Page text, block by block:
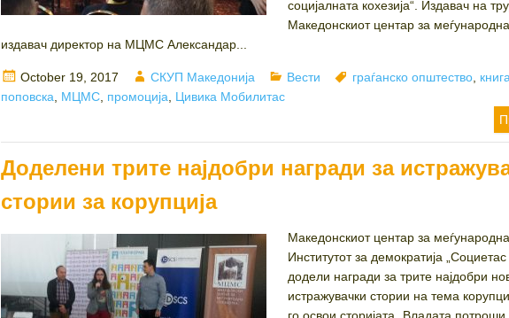
социјалната кохезија“. Издавач на
Македонскиот центар за меѓународна
издавач директор на МЦМС Александар...
Posted
on
October 19, 2017 Author
СКУП Македонија Categories
Вести Tags
граѓанско општество книга
поповска
МЦМС промоција
Цивика Мобилитас
Доделени трите најдобри награди за
стории за корупција
Македонскиот центар за
Институтот за демократија
додели награди за трите најдобри
истражувачки стории на тема